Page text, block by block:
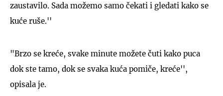
zaustavilo. Sada možemo samo čekati i gledati kako se
kuće ruše.''
"Brzo se kreće, svake minute možete čuti kako puca
dok ste tamo, dok se svaka kuća pomiče, kreće'',
opisala je.